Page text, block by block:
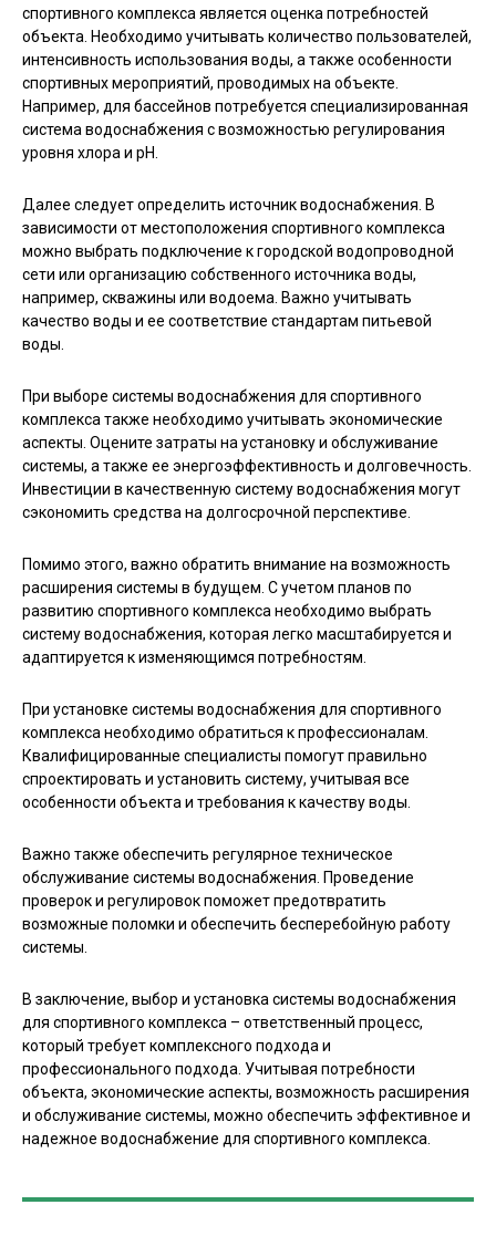
спортивного комплекса является оценка потребностей
объекта. Необходимо учитывать количество пользователей,
интенсивность использования воды, а также особенности
спортивных мероприятий, проводимых на объекте.
Например, для бассейнов потребуется специализированная
система водоснабжения с возможностью регулирования
уровня хлора и pH.
Далее следует определить источник водоснабжения. В
зависимости от местоположения спортивного комплекса
можно выбрать подключение к городской водопроводной
сети или организацию собственного источника воды,
например, скважины или водоема. Важно учитывать
качество воды и ее соответствие стандартам питьевой
воды.
При выборе системы водоснабжения для спортивного
комплекса также необходимо учитывать экономические
аспекты. Оцените затраты на установку и обслуживание
системы, а также ее энергоэффективность и долговечность.
Инвестиции в качественную систему водоснабжения могут
сэкономить средства на долгосрочной перспективе.
Помимо этого, важно обратить внимание на возможность
расширения системы в будущем. С учетом планов по
развитию спортивного комплекса необходимо выбрать
систему водоснабжения, которая легко масштабируется и
адаптируется к изменяющимся потребностям.
При установке системы водоснабжения для спортивного
комплекса необходимо обратиться к профессионалам.
Квалифицированные специалисты помогут правильно
спроектировать и установить систему, учитывая все
особенности объекта и требования к качеству воды.
Важно также обеспечить регулярное техническое
обслуживание системы водоснабжения. Проведение
проверок и регулировок поможет предотвратить
возможные поломки и обеспечить бесперебойную работу
системы.
В заключение, выбор и установка системы водоснабжения
для спортивного комплекса – ответственный процесс,
который требует комплексного подхода и
профессионального подхода. Учитывая потребности
объекта, экономические аспекты, возможность расширения
и обслуживание системы, можно обеспечить эффективное и
надежное водоснабжение для спортивного комплекса.